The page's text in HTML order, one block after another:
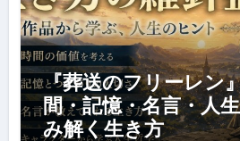
『葬送のフリーレン
間・記憶・名言・人
み解く生き方